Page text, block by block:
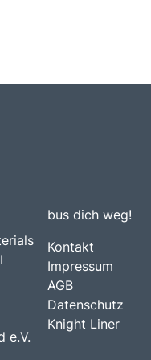
e.V.
bus dich weg!
Kontakt
Impressum
AGB
Datenschutz
Knight Liner